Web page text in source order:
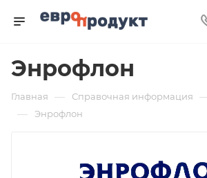
Энрофлон
Главная — Справочная информация
— Энрофлон